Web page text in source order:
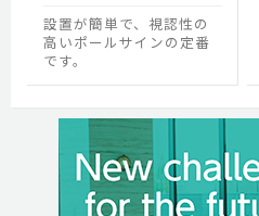
設置が簡単で、視認性の
高いポールサインの定番
です。